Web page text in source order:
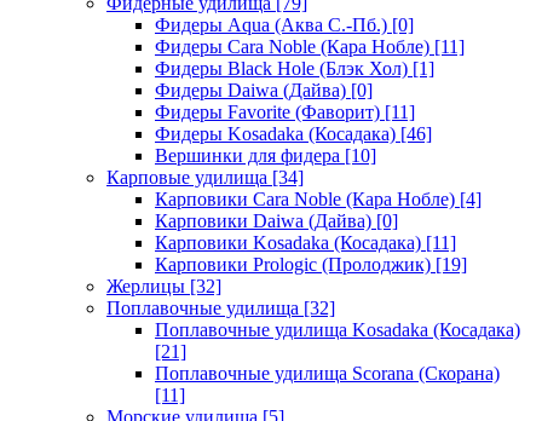
Фидеры Aqua (Аква С.-Пб.) [0]
Фидеры Cara Noble (Кара Нобле) [11]
Фидеры Black Hole (Блэк Хол) [1]
Фидеры Daiwa (Дайва) [0]
Фидеры Favorite (Фаворит) [11]
Фидеры Kosadaka (Косадака) [46]
Вершинки для фидера [10]
Карповые удилища [34]
Карповики Cara Noble (Кара Нобле) [4]
Карповики Daiwa (Дайва) [0]
Карповики Kosadaka (Косадака) [11]
Карповики Prologic (Пролоджик) [19]
Жерлицы [32]
Поплавочные удилища [32]
Поплавочные удилища Kosadaka (Косадака)
[21]
Поплавочные удилища Scorana (Скорана)
[11]